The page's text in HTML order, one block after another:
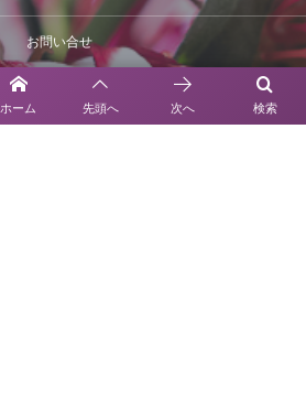
検索
ホーム 先頭へ 次へ
お問い合せ